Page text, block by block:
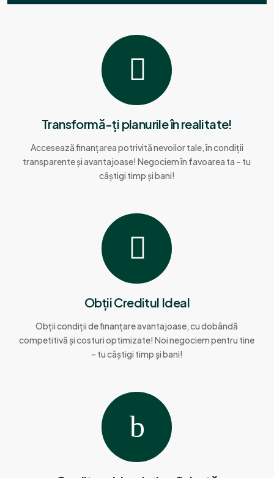
Transformă-ți planurile în realitate!
Accesează finanțarea potrivită nevoilor tale, în condiții
transparente și avantajoase! Negociem în favoarea ta – tu
câștigi timp și bani!
Obții Creditul Ideal
Obții condiții de finanțare avantajoase, cu dobândă
competitivă și costuri optimizate! Noi negociem pentru tine
– tu câștigi timp și bani!